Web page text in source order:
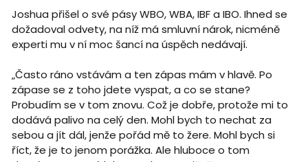
Joshua přišel o své pásy WBO, WBA, IBF a IBO. Ihned se
dožadoval odvety, na níž má smluvní nárok, nicméně
experti mu v ní moc šancí na úspěch nedávají.
„Často ráno vstávám a ten zápas mám v hlavě. Po
zápase se z toho jdete vyspat, a co se stane?
Probudím se v tom znovu. Což je dobře, protože mi to
dodává palivo na celý den. Mohl bych to nechat za
sebou a jít dál, jenže pořád mě to žere. Mohl bych si
říct, že je to jenom porážka. Ale hluboce o tom